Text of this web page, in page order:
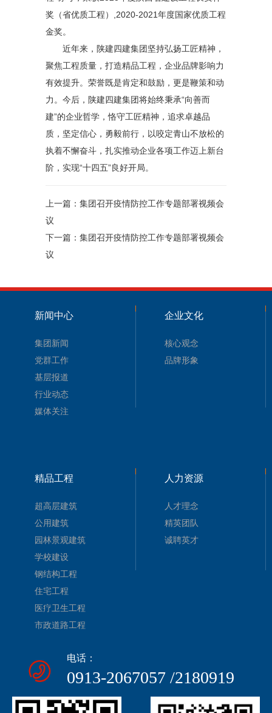
奖（省优质工程）,2020-2021年度国家优质工程
金奖。
近年来，陕建四建集团坚持弘扬工匠精神，
聚焦工程质量，打造精品工程，企业品牌影响力
有效提升。荣誉既是肯定和鼓励，更是鞭策和动
力。今后，陕建四建集团将始终秉承“向善而
建”的企业哲学，恪守工匠精神，追求卓越品
质，坚定信心，勇毅前行，以咬定青山不放松的
执着不懈奋斗，扎实推动企业各项工作迈上新台
阶，实现“十四五”良好开局。
上一篇： 集团召开疫情防控工作专题部署视频会
议
下一篇： 集团召开疫情防控工作专题部署视频会
议
新闻中心
集团新闻
党群工作
基层报道
行业动态
媒体关注
企业文化
核心观念
品牌形象
精品工程
超高层建筑
公用建筑
园林景观建筑
学校建设
钢结构工程
住宅工程
医疗卫生工程
市政道路工程
人力资源
人才理念
精英团队
诚聘英才
电话：
0913-2067057 /2180919